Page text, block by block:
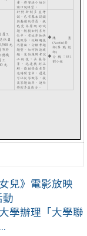
兒》電影放映
動
學辦理「大學聯